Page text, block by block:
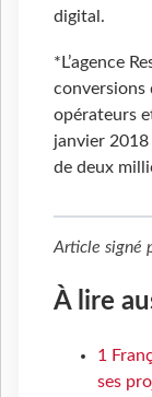
digital.
*L’agence
conversions
opérateurs
janvier
de deux
Article signé
À lire
1
ses